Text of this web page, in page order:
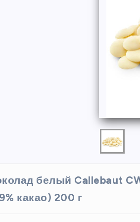
форма
х 6 см
выпечки
белый Callebaut
какао) 200 г